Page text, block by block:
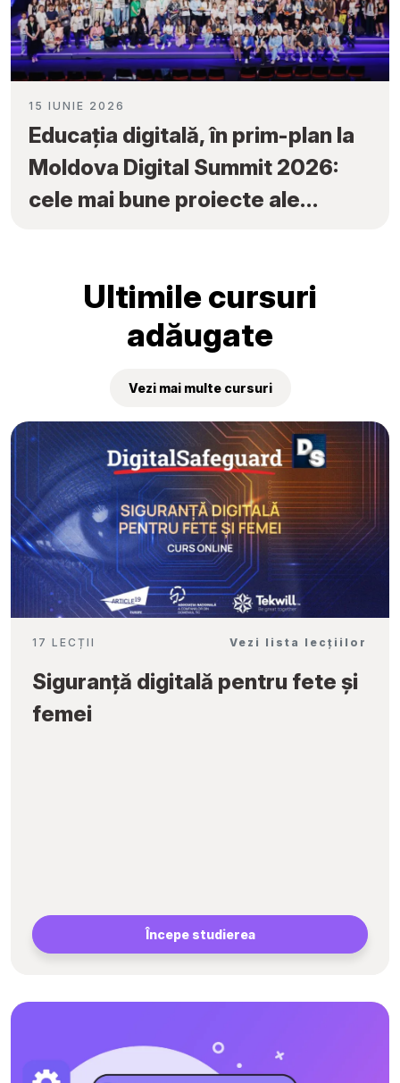
15 IUNIE 2026
Educația digitală, în prim-plan la
Moldova Digital Summit 2026:
cele mai bune proiecte ale
Ultimile cursuri
adăugate
Vezi mai multe cursuri
17 LECȚII Vezi lista lecțiilor
Siguranță digitală pentru fete și
femei
Începe studierea